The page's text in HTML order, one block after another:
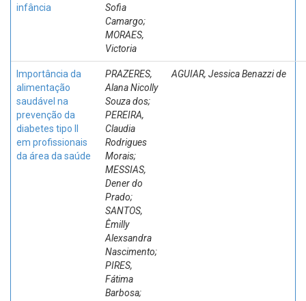
infância
Sofia
Camargo;
MORAES,
Victoria
Importância da
alimentação
saudável na
prevenção da
diabetes tipo II
em profissionais
da área da saúde
PRAZERES,
Alana Nicolly
Souza dos;
PEREIRA,
Claudia
Rodrigues
Morais;
MESSIAS,
Dener do
Prado;
SANTOS,
Êmilly
Alexsandra
Nascimento;
PIRES,
Fátima
Barbosa;
AGUIAR, Jessica Benazzi de